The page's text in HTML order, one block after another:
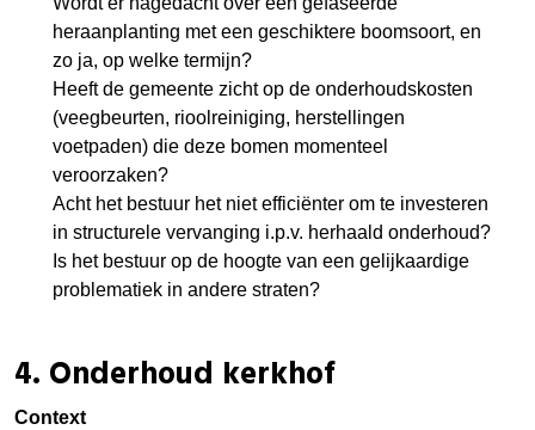
heraanplanting met een geschiktere boomsoort, en
zo ja, op welke termijn?
Heeft de gemeente zicht op de onderhoudskosten
(veegbeurten, rioolreiniging, herstellingen
voetpaden) die deze bomen momenteel
veroorzaken?
Acht het bestuur het niet efficiënter om te investeren
in structurele vervanging i.p.v. herhaald onderhoud?
Is het bestuur op de hoogte van een gelijkaardige
problematiek in andere straten?
4. Onderhoud kerkhof
Context